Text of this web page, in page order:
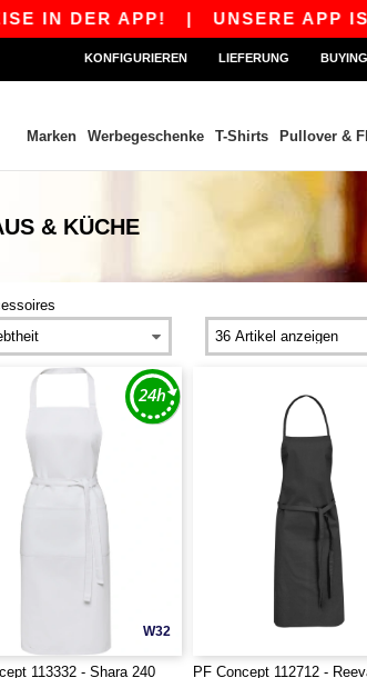
APP!|UNSERE APP IST LIVE!
KONFIGURIEREN LIEFERUNG
Marken Werbegeschenke T-Shirts Pullover &
& KÜCHE
W32
113332 - Shara 240
PF Concept 112712 -